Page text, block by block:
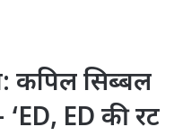
कपिल सिब्बल
ED की रट